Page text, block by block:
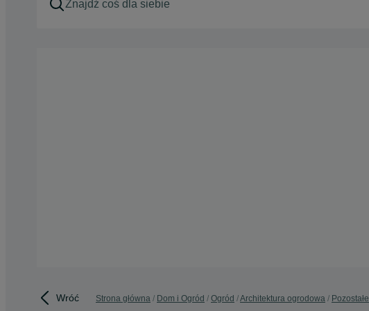
Wróć Strona główna Dom i Ogród Ogród Architektura ogrodowa Pozostałe